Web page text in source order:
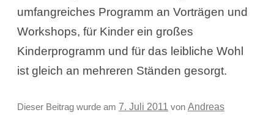
umfangreiches Programm an Vorträgen und
Workshops, für Kinder ein großes
Kinderprogramm und für das leibliche Wohl
ist gleich an mehreren Ständen gesorgt.
Dieser Beitrag wurde am 7. Juli 2011 von Andreas